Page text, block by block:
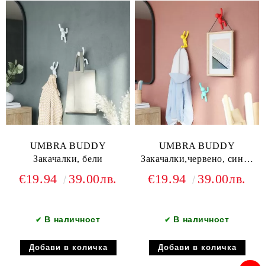
UMBRA BUDDY
Закачалки, бели
€19.94 39.00лв.
✔ В наличност
UMBRA BUDDY
Закачалки,червено, синьо
€19.94 39.00лв.
✔ В наличност